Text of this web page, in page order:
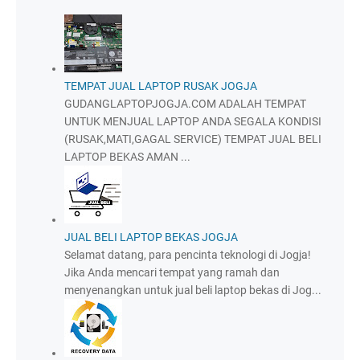
TEMPAT JUAL LAPTOP RUSAK JOGJA
GUDANGLAPTOPJOGJA.COM ADALAH TEMPAT
UNTUK MENJUAL LAPTOP ANDA SEGALA KONDISI
(RUSAK,MATI,GAGAL SERVICE) TEMPAT JUAL BELI
LAPTOP BEKAS AMAN ...
JUAL BELI LAPTOP BEKAS JOGJA
Selamat datang, para pencinta teknologi di Jogja!
Jika Anda mencari tempat yang ramah dan
menyenangkan untuk jual beli laptop bekas di Jog...